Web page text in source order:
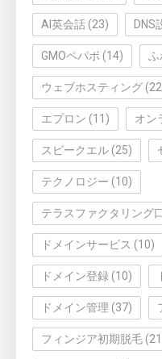
AI英会話 (23) DNS
GMOペパボ (14) ふ
ウェブホスティング
エプロン (11) オン
スピークエル (25)
テクノロジー (10)
テラスファクタリング
ドメインサービス (10)
ドメイン登録 (10)
ドメイン管理 (37)
フィンジア初期脱毛